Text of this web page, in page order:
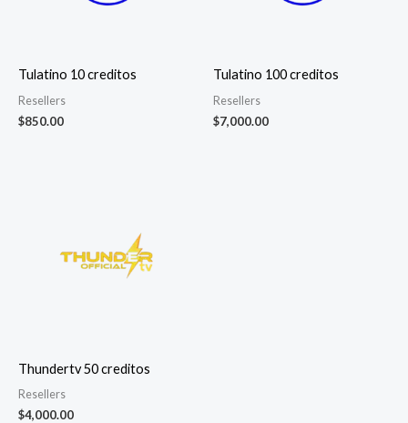
Tulatino 10 creditos
Resellers
$850.00
Tulatino 100 creditos
Resellers
$7,000.00
Thundertv 50 creditos
Resellers
$4,000.00